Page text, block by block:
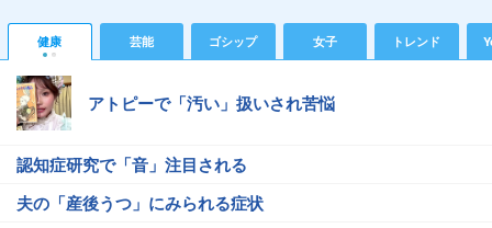
健康 芸能 ゴシップ 女子 トレンド
アトピーで「汚い」扱いされ苦悩
認知症研究で「音」注目される
夫の「産後うつ」にみられる症状